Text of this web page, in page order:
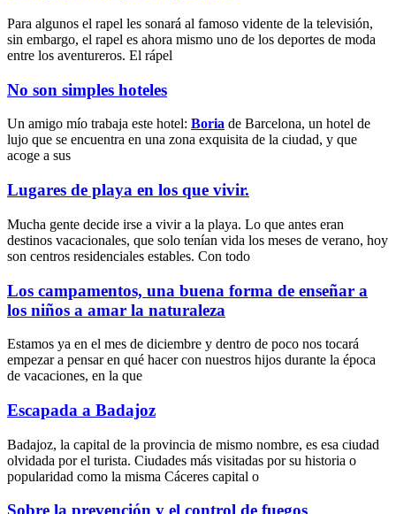
Para algunos el rapel les sonará al famoso vidente de la televisión,
sin embargo, el rapel es ahora mismo uno de los deportes de moda
entre los aventureros. El rápel
No son simples hoteles
Un amigo mío trabaja este hotel: Boria de Barcelona, un hotel de
lujo que se encuentra en una zona exquisita de la ciudad, y que
acoge a sus
Lugares de playa en los que vivir.
Mucha gente decide irse a vivir a la playa. Lo que antes eran
destinos vacacionales, que solo tenían vida los meses de verano, hoy
son centros residenciales estables. Con todo
Los campamentos, una buena forma de enseñar a
los niños a amar la naturaleza
Estamos ya en el mes de diciembre y dentro de poco nos tocará
empezar a pensar en qué hacer con nuestros hijos durante la época
de vacaciones, en la que
Escapada a Badajoz
Badajoz, la capital de la provincia de mismo nombre, es esa ciudad
olvidada por el turista. Ciudades más visitadas por su historia o
popularidad como la misma Cáceres capital o